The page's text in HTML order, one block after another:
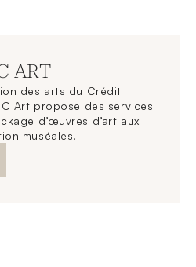
ART
des arts du Crédit
Art propose des services
d’œuvres d’art aux
muséales.